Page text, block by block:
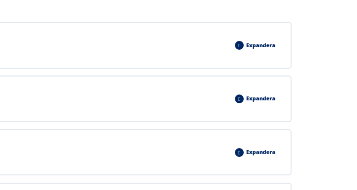
Expandera
Expandera
Expandera